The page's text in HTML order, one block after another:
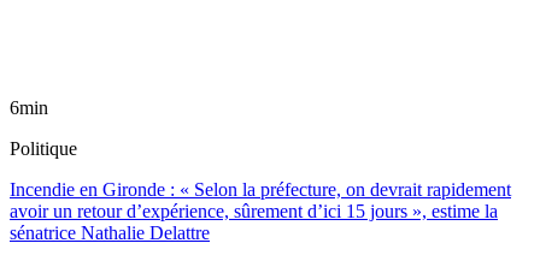
6min
Politique
Incendie en Gironde : « Selon la préfecture, on devrait rapidement
avoir un retour d’expérience, sûrement d’ici 15 jours », estime la
sénatrice Nathalie Delattre